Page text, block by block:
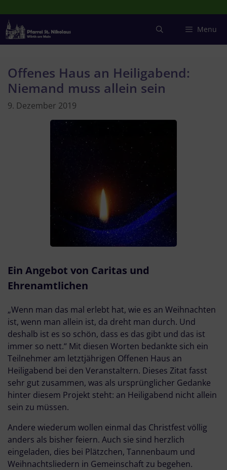
Inhalt
springen
Menu
Offenes Haus an Heiligabend:
Niemand muss allein sein
9. Dezember 2019
Ein Angebot von Caritas und
Ehrenamtlichen
„Wenn man das mal erlebt hat, wie es an Weihnachten
ist, wenn man allein ist, da dreht man durch. Und
deshalb ist es so schön, dass es das gibt und das ist
immer so nett.“ Mit diesen Worten bedankte sich ein
Teilnehmer am letztjährigen Offenen Haus an
Heiligabend bei den Veranstaltern. Dieses Zitat fasst
sehr gut zusammen, was als ursprünglicher Gedanke
hinter diesem Projekt steht: an Heiligabend nicht allein
sein zu müssen.
Andere wiederum wollen einmal das Christfest völlig
anders als bisher feiern. Auch sie sind herzlich
eingeladen, dies bei Plätzchen, Tannenbaum und
Weihnachtsliedern in Gemeinschaft zu begehen.